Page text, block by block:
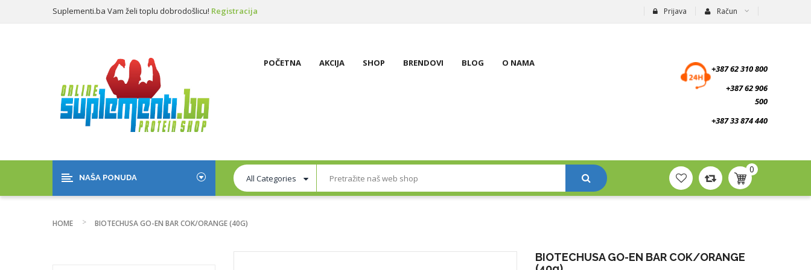
Suplementi.ba Vam želi toplu dobrodošlicu! Registracija
Prijava Račun
POČETNA AKCIJA SHOP BRENDOVI BLOG O NAMA
+387 62 310 800
+387 62 906
500
+387 33 874 440
NAŠA PONUDA
0
HOME BIOTECHUSA GO-EN BAR COK/ORANGE (40G)
BIOTECHUSA GO-EN BAR COK/ORANGE